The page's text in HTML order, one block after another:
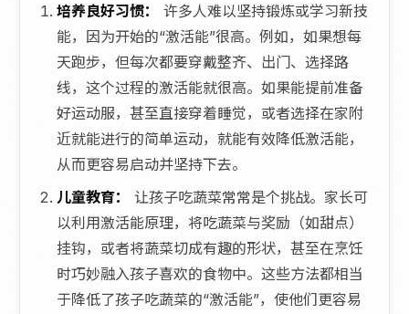
培养良好习惯：
许多人难以坚持锻炼或学习新技
能，因为开始的“激活能”很高。例如，如果想每
天跑步，但每次都要穿戴整齐、出门、选择路
线，这个过程的激活能就很高。如果能提前准备
好运动服，甚至直接穿着睡觉，或者选择在家附
近就能进行的简单运动，就能有效降低激活能，
从而更容易启动并坚持下去。
儿童教育：
让孩子吃蔬菜常常是个挑战。家长可
以利用激活能原理，将吃蔬菜与奖励（如甜点）
挂钩，或者将蔬菜切成有趣的形状，甚至在烹饪
时巧妙融入孩子喜欢的食物中。这些方法都相当
于降低了孩子吃蔬菜的“激活能”，使他们更容易